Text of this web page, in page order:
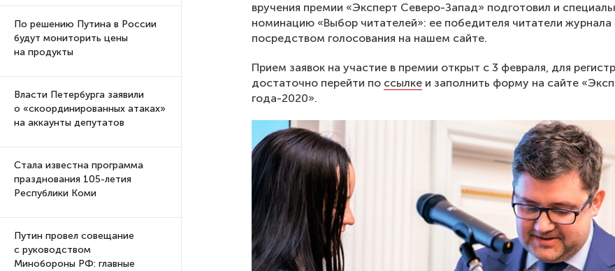
По решению Путина в России
будут мониторить цены
на продукты
Власти Петербурга заявили
о «скоординированных атаках»
на аккаунты депутатов
Стала известна программа
празднования 105-летия
Республики Коми
Путин провел совещание
с руководством
Минобороны РФ: главные
вручения премии «Эксперт Северо-Запад» подготовил и
номинацию «Выбор читателей»: ее победителя читатели журнала
посредством голосования на нашем сайте.
Прием заявок на участие в премии открыт с 3 февраля, для
достаточно перейти по ссылке и заполнить форму на сайте
года-2020».